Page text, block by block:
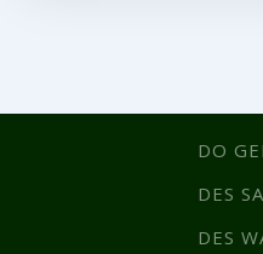
DO
DES
DES